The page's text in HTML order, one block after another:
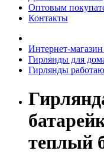
Оптовым
Контакты
Интернет-
Гирлянды для
Гирлянды
теплый